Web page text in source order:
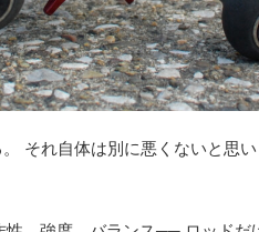
それ自体は別に悪くないと思